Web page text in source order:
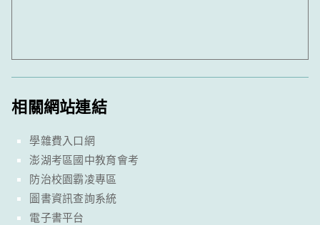
相關網站連結
學雜費入口網
澎湖考區國中教育會考
防治校園霸凌專區
圖書資訊查詢系統
電子書平台